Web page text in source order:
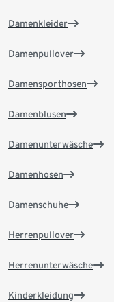
Damenkleider
Damenpullover
Damensporthosen
Damenblusen
Damenunterwäsche
Damenhosen
Damenschuhe
Herrenpullover
Herrenunterwäsche
Kinderkleidung